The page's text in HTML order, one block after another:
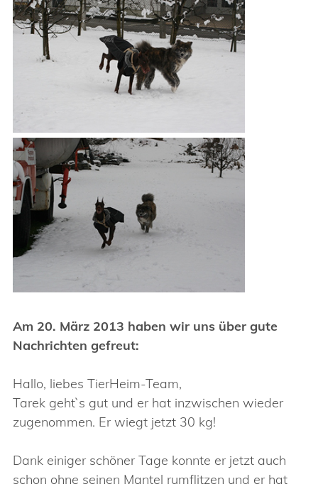
Am 20. März 2013 haben wir uns über gute
Nachrichten gefreut:
Hallo, liebes TierHeim-Team,
Tarek geht`s gut und er hat inzwischen wieder
zugenommen. Er wiegt jetzt 30 kg!
Dank einiger schöner Tage konnte er jetzt auch
schon ohne seinen Mantel rumflitzen und er hat